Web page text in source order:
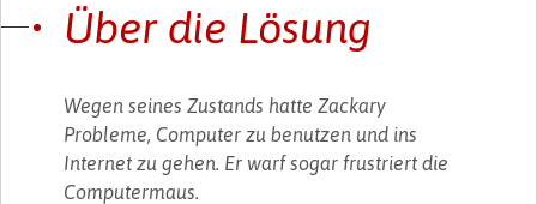
Über die Lösung
Wegen seines Zustands hatte Zackary
Probleme, Computer zu benutzen und ins
Internet zu gehen. Er warf sogar frustriert die
Computermaus.